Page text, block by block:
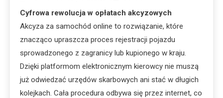
Cyfrowa rewolucja w opłatach akcyzowych
Akcyza za samochód online to rozwiązanie, które
znacząco upraszcza proces rejestracji pojazdu
sprowadzonego z zagranicy lub kupionego w kraju.
Dzięki platformom elektronicznym kierowcy nie muszą
już odwiedzać urzędów skarbowych ani stać w długich
kolejkach. Cała procedura odbywa się przez internet, co